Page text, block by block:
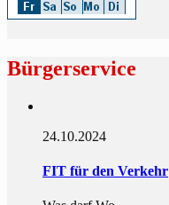
Bürgerservice
24.10.2024
FIT für den Verkehr